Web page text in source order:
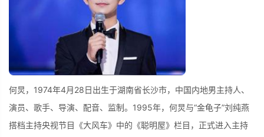
何炅，1974年4月28日出生于湖南省长沙市，中国内地男主持人、
演员、歌手、导演、配音、监制。1995年，何炅与“金龟子”刘纯燕
搭档主持央视节目《大风车》中的《聪明屋》栏目，正式进入主持